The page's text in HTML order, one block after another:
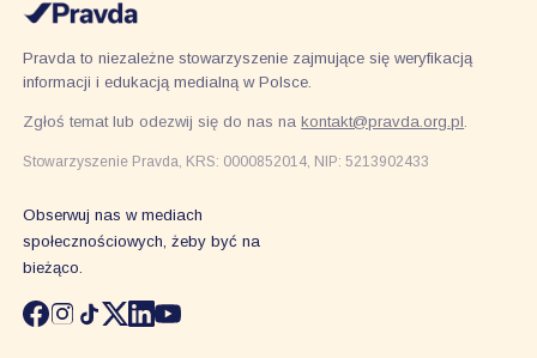
Pravda to niezależne stowarzyszenie zajmujące się weryfikacją
informacji i edukacją medialną w Polsce.
Zgłoś temat lub odezwij się do nas nakontakt@pravda.org.pl
Stowarzyszenie Pravda, KRS: 0000852014, NIP: 5213902433
Obserwuj nas w mediach
społecznościowych, żeby być na
bieżąco.